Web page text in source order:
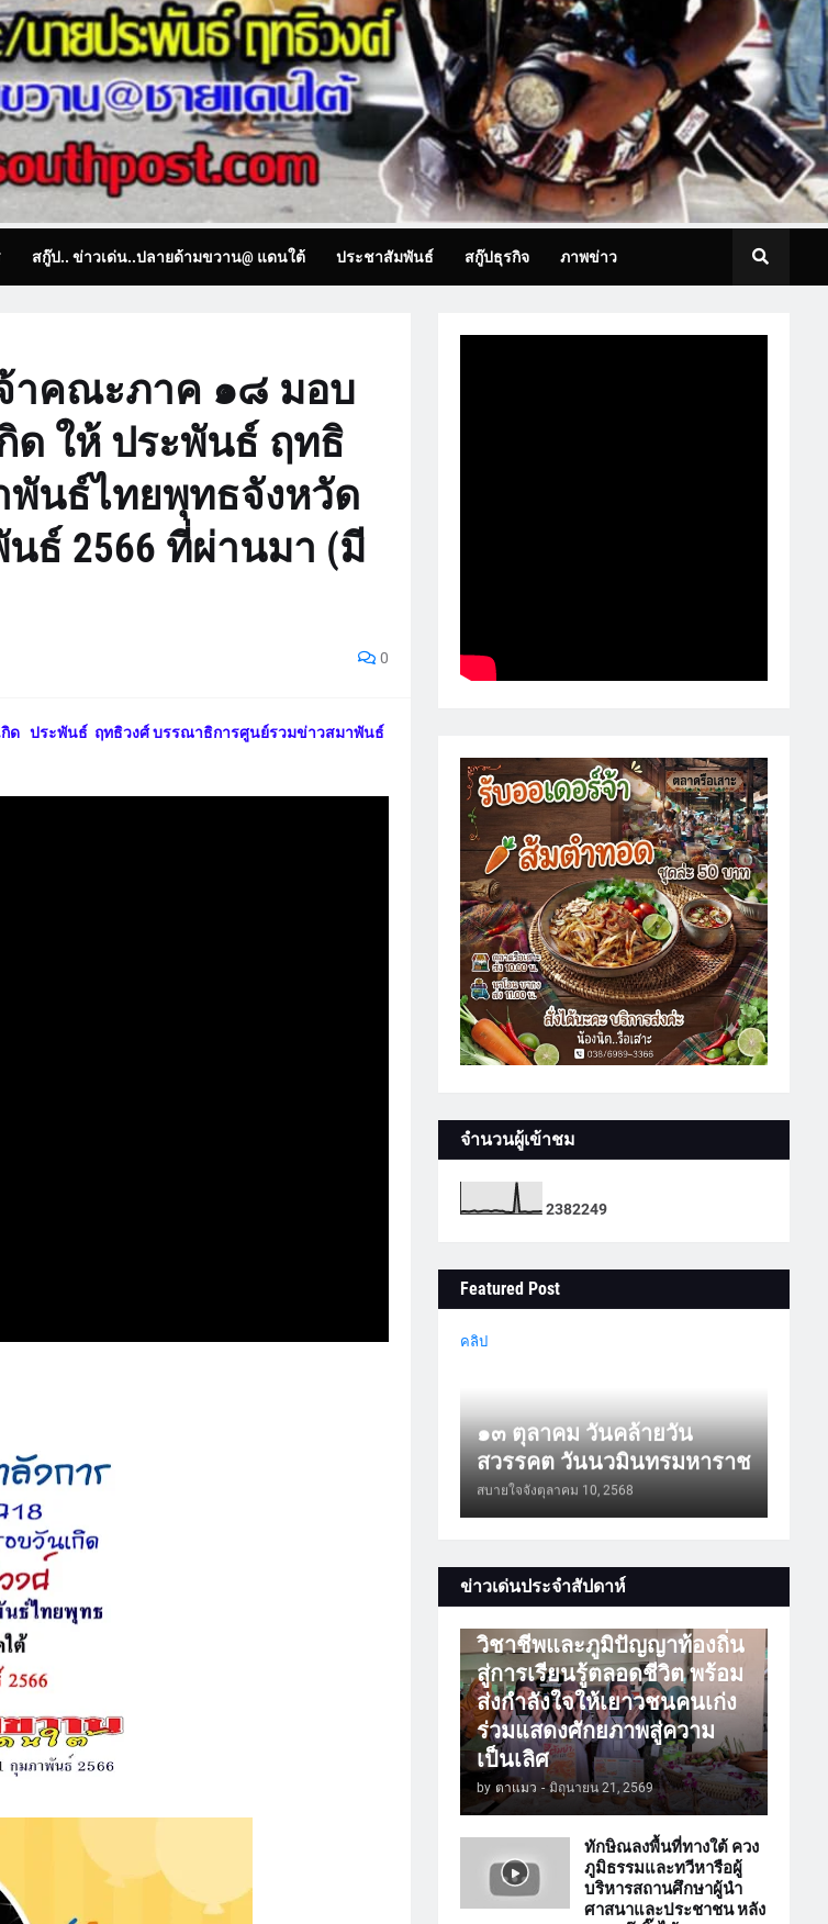
สกู๊ป.. ข่าวเด่น..ปลายด้ามขวาน@ แดนใต้ ประชาสัมพันธ์ สกู๊ปธุรกิจ ภาพข่าว
จ้าคณะภาค ๑๘ มอบ
ด ให้ ประพันธ์ ฤทธิ
นธ์ไทยพุทธจังหวัด
ธ์ 2566 ที่ผ่านมา (มี
0
กิด ประพันธ์ ฤทธิวงศ์ บรรณาธิการศูนย์รวมข่าวสมาพันธ์
จำนวนผู้เข้าชม
2382249
Featured Post
คลิป
๑๓ ตุลาคม วันคล้ายวัน
สวรรคต วันนวมินทรมหาราช
สบายใจจังตุลาคม 10, 2568
ข่าวเด่นประจำสัปดาห์
การศึกษา
วิชาชีพและภูมิปัญญาท้องถิ่น
สู่การเรียนรู้ตลอดชีวิต พร้อม
ส่งกำลังใจให้เยาวชนคนเก่ง
ร่วมแสดงศักยภาพสู่ความ
เป็นเลิศ
by ตาแมว - มิถุนายน 21, 2569
ทักษิณลงพื้นที่ทางใต้ ควง
ภูมิธรรมและทวีหารือผู้
บริหารสถานศึกษาผู้นำ
ศาสนาและประชาชน หลัง